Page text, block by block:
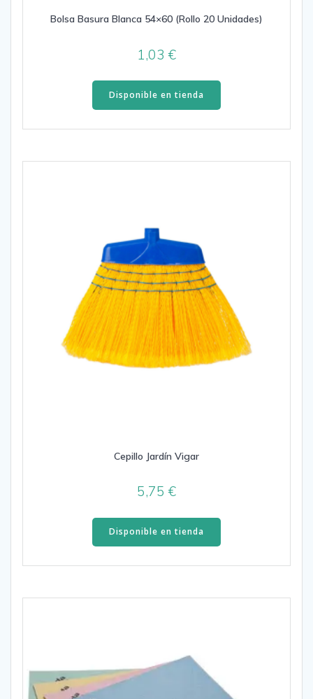
Bolsa Basura Blanca 54×60 (Rollo 20 Unidades)
1,03€
Disponible en tienda
Cepillo Jardín Vigar
5,75€
Disponible en tienda